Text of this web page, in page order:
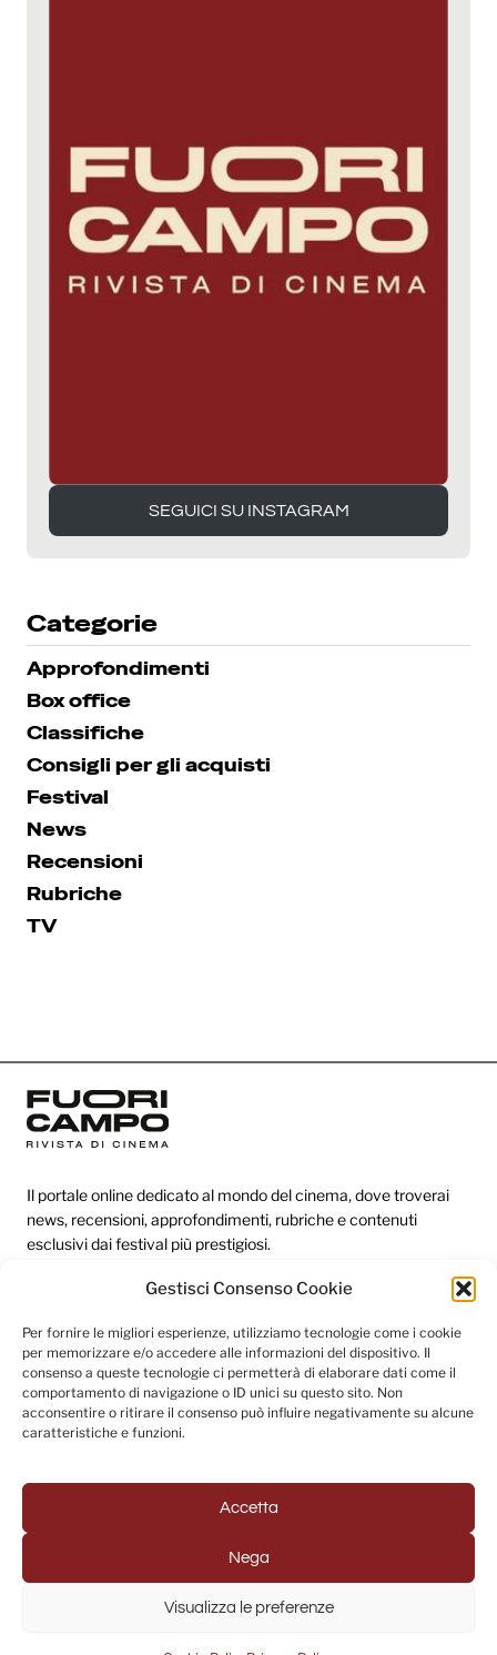
Gestisci Consenso Cookie
Per fornire le migliori esperienze, utilizziamo tecnologie come i cookie
per memorizzare e/o accedere alle informazioni del dispositivo. Il
consenso a queste tecnologie ci permetterà di elaborare dati come il
comportamento di navigazione o ID unici su questo sito. Non
acconsentire o ritirare il consenso può influire negativamente su alcune
caratteristiche e funzioni.
Accetta
Nega
Visualizza le preferenze
SEGUICI SU INSTAGRAM
SEGUICI SU INSTAGRAM
Categorie
Approfondimenti
Box office
Classifiche
Consigli per gli acquisti
Festival
News
Recensioni
Rubriche
TV
Il portale online dedicato al mondo del cinema, dove troverai
news, recensioni, approfondimenti, rubriche e contenuti
esclusivi dai festival più prestigiosi.
Redazione
Categorie
Link utili
Seguici sui social
© 2025 Fuori Campo - Testata Giornalistica registrata al
Tribunale di Napoli (Registrazione n. 33 del 31/07/2022)